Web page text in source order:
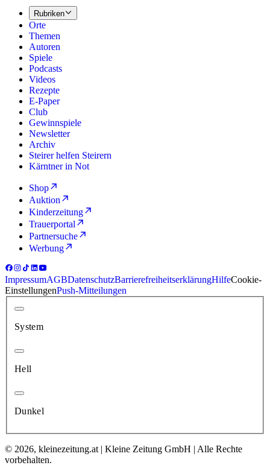
Rubriken
Orte
Themen
Autoren
Spiele
Podcasts
Videos
Rezepte
E-Paper
Club
Gewinnspiele
Newsletter
Archiv
Steirer helfen Steirern
Kärntner in Not
Shop
Auktion
Kinderzeitung
Trauerportal
Partnersuche
Werbung
ImpressumAGBDatenschutzBarrierefreiheitserklärungHilfeCookie-
EinstellungenPush-Mitteilungen
System
Hell
Dunkel
© 2026, kleinezeitung.at | Kleine Zeitung GmbH | Alle Rechte
vorbehalten.